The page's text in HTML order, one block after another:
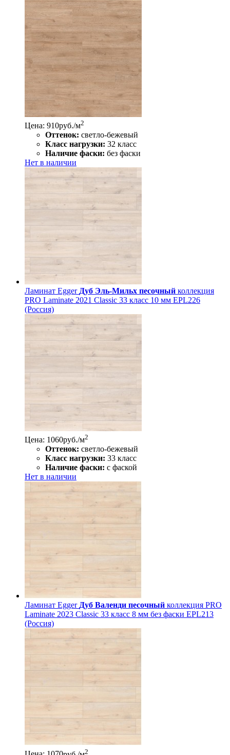
Цена: 910руб./м2
Оттенок: светло-бежевый
Класс нагрузки: 32 класс
Наличие фаски: без фаски
Нет в наличии
Ламинат Egger Дуб Эль-Мильх песочный коллекция
PRO Laminate 2021 Classic 33 класс 10 мм EPL226
(Россия)
Цена: 1060руб./м2
Оттенок: светло-бежевый
Класс нагрузки: 33 класс
Наличие фаски: с фаской
Нет в наличии
Ламинат Egger Дуб Валенди песочный коллекция PRO
Laminate 2023 Classic 33 класс 8 мм без фаски EPL213
(Россия)
2